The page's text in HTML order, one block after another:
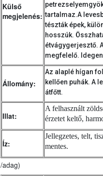
Külső
megjelenés: tartalmaz.A
tészták épek,
hosszúk.
étvágygerjesztő.
megfelelő.
Állomány:
Az alaplé hígan
kellően puhák. A
átfőtt.
Illat:
A felhasznált
érzetet keltő,
Íz:
Jellegzetes, telt,
mentes.
/adag)